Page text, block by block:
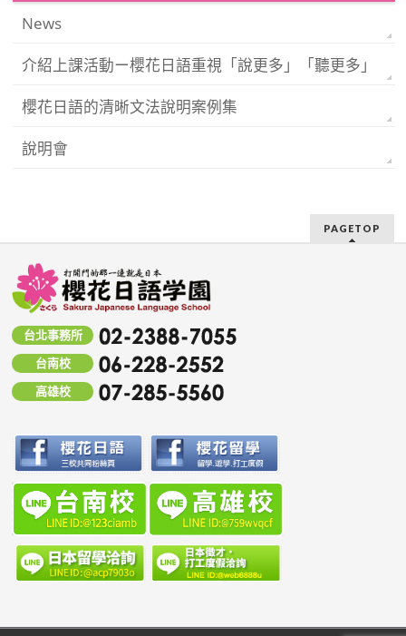
News
介紹上課活動ー櫻花日語重視「說更多」「聽更多」
櫻花日語的清晰文法說明案例集
說明會
PAGETOP
台北事務所
台南校
高雄校